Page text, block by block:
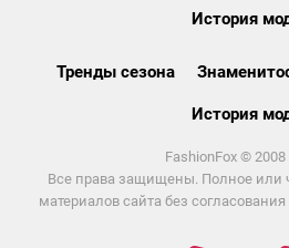
История
Тренды сезона
История
FashionFox © 2008
Все права защищены. Полное или
материалов сайта без